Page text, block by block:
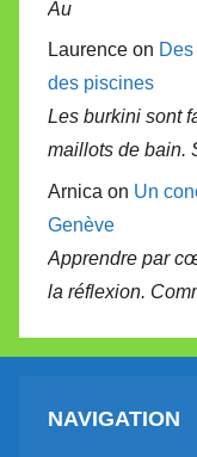
Au
Laurence on
des piscines
Les burkini sont
maillots de bain.
Arnica on Un
Genève
Apprendre par
la réflexion.
NAVIGATION